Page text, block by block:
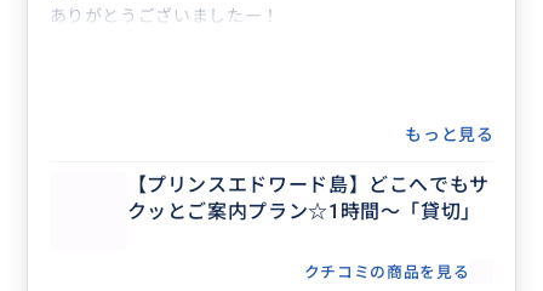
ありがとうございましたー！
もっと見る
【プリンスエドワード島】どこへでもサ
クッとご案内プラン☆1時間～「貸切」
クチコミの商品を見る